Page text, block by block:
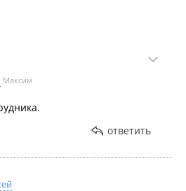
Максим
ответить